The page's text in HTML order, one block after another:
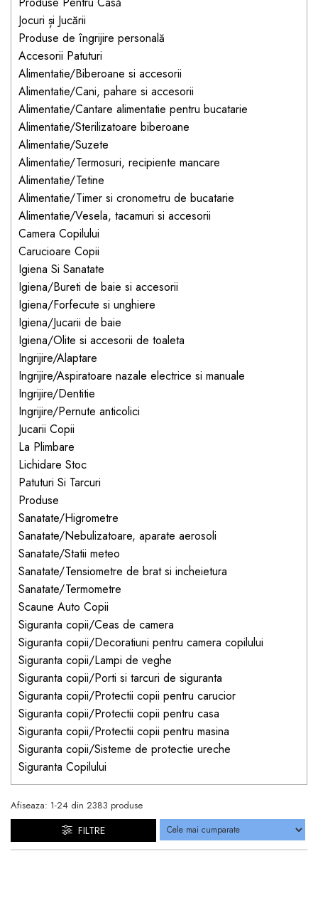
Produse de protecție
mobilier industrial
Bandă avertizare
Cărucioare copii
Accesorii Cărucioare
Set protecții copii
Scaune auto copii
Siguranță auto copii
Tapet protector perete
camera copiilor
Incălzitoare biberoane
copii
Termosuri, recipiente
mâncare pentru copii
Suzete bebe
Termometre copii
Căști antifonice copii și
dopuri de urechi
Produse îngrijire copii
Igiena copii
Jocuri de familie sau grup
Masinute, avioane,
motociclete
Jocuri de pictura si desen
Jucarii muzicale
Jucării educative copii
Biciclete și Triciclete
Jocuri și Jucării
Produse de îngrijire personală
Accesorii Patuturi
Alimentatie/Biberoane si accesorii
Alimentatie/Cani, pahare si accesorii
Alimentatie/Cantare alimentatie pentru bucatarie
Alimentatie/Sterilizatoare biberoane
Alimentatie/Suzete
Alimentatie/Termosuri, recipiente mancare
Alimentatie/Tetine
Alimentatie/Timer si cronometru de bucatarie
Alimentatie/Vesela, tacamuri si accesorii
Camera Copilului
Carucioare Copii
Igiena Si Sanatate
Igiena/Bureti de baie si accesorii
Igiena/Forfecute si unghiere
Igiena/Jucarii de baie
Igiena/Olite si accesorii de toaleta
Ingrijire/Alaptare
Ingrijire/Aspiratoare nazale electrice si manuale
Ingrijire/Dentitie
Ingrijire/Pernute anticolici
Jucarii Copii
La Plimbare
Lichidare Stoc
Patuturi Si Tarcuri
Produse
Sanatate/Higrometre
Sanatate/Nebulizatoare, aparate aerosoli
Sanatate/Statii meteo
Sanatate/Tensiometre de brat si incheietura
Sanatate/Termometre
Scaune Auto Copii
Siguranta copii/Ceas de camera
Siguranta copii/Decoratiuni pentru camera copilului
Siguranta copii/Lampi de veghe
Siguranta copii/Porti si tarcuri de siguranta
Siguranta copii/Protectii copii pentru carucior
Siguranta copii/Protectii copii pentru casa
Siguranta copii/Protectii copii pentru masina
Siguranta copii/Sisteme de protectie ureche
Siguranta Copilului
Afiseaza: 1-24 din 2383 produse
FILTRE